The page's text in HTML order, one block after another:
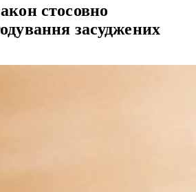
стосовно
засуджених